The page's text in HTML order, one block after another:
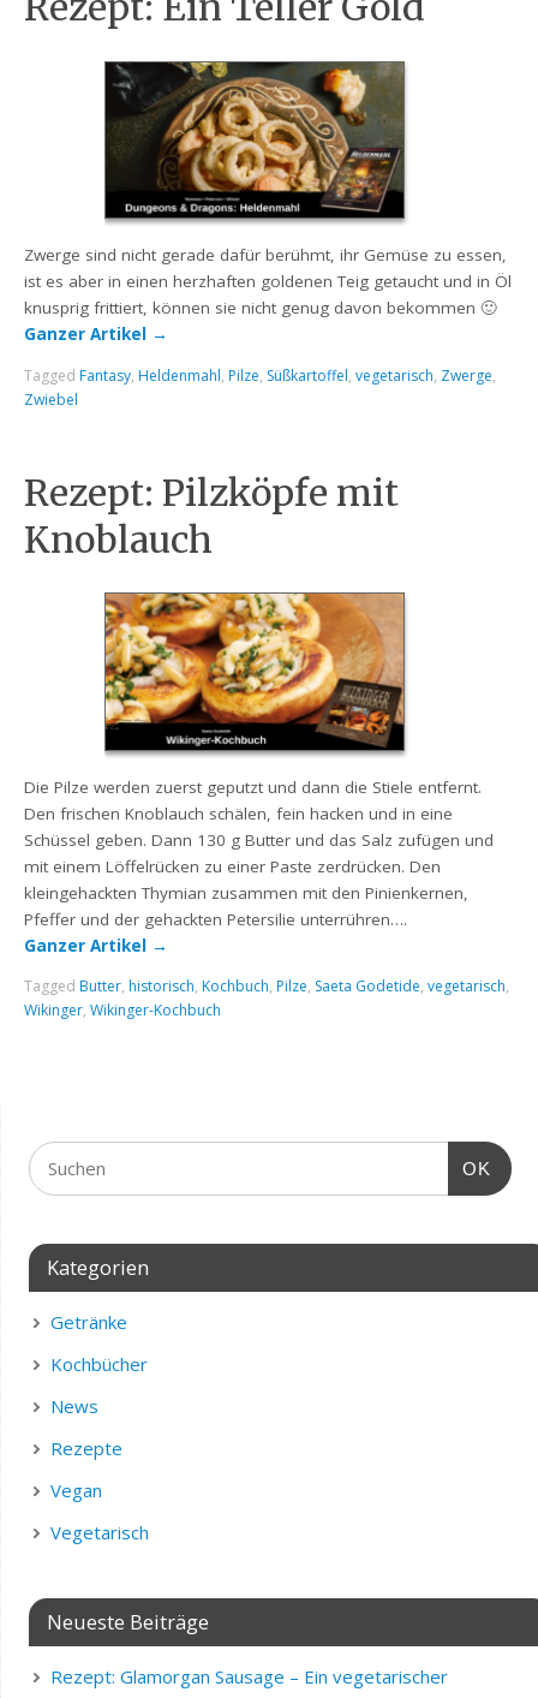
Zwerge sind nicht gerade dafür berühmt, ihr Gemüse zu essen,
ist es aber in einen herzhaften goldenen Teig getaucht und in Öl
knusprig frittiert, können sie nicht genug davon bekommen 🙂
Ganzer Artikel →
Tagged Fantasy, Heldenmahl, Pilze, Süßkartoffel,vegetarisch, Zwerge,
Zwiebel
Rezept: Pilzköpfe mit
Knoblauch
Die Pilze werden zuerst geputzt und dann die Stiele entfernt.
Den frischen Knoblauch schälen, fein hacken und in eine
Schüssel geben. Dann 130 g Butter und das Salz zufügen und
mit einem Löffelrücken zu einer Paste zerdrücken. Den
kleingehackten Thymian zusammen mit den Pinienkernen,
Pfeffer und der gehackten Petersilie unterrühren….
Ganzer Artikel →
Tagged Butter, historisch, Kochbuch, Pilze, Saeta Godetide,vegetarisch,
Wikinger,Wikinger-Kochbuch
OK
Kategorien
Getränke
Kochbücher
News
Rezepte
Vegan
Vegetarisch
Neueste Beiträge
Rezept: Glamorgan Sausage – Ein vegetarischer